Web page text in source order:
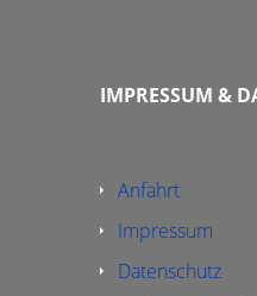
IMPRESSUM &
Anfahrt
Impressum
Datenschutz